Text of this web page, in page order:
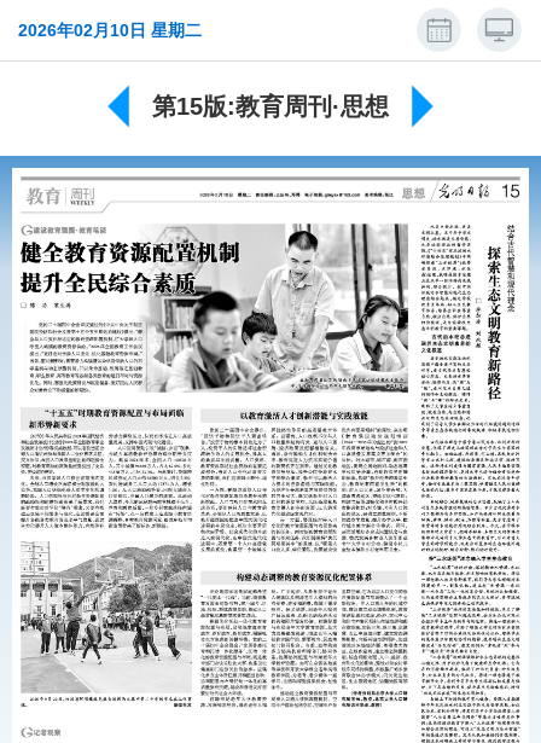
2026年02月10日 星期二
第15版:教育周刊·思想